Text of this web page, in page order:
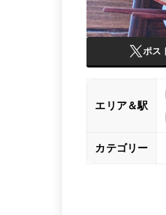
ポス
エリア＆駅
カテゴリー